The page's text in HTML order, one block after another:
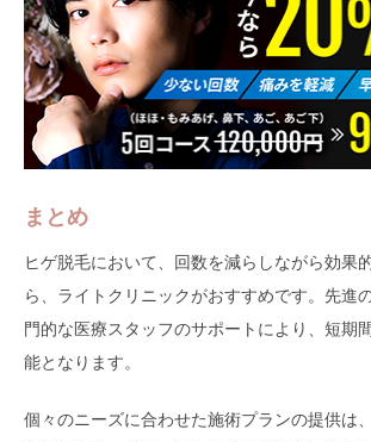
まとめ
ヒゲ脱毛において、回数を減らしながら効果
ら、ライトクリニックがおすすめです。先進
門的な医療スタッフのサポートにより、短期
能となります。
個々のニーズに合わせた施術プランの提供は